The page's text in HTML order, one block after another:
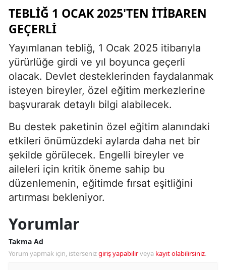
TEBLIĞ 1 OCAK 2025'TEN İTIBAREN
GEÇERLI
Yayımlanan tebliğ, 1 Ocak 2025 itibarıyla
yürürlüğe girdi ve yıl boyunca geçerli
olacak. Devlet desteklerinden faydalanmak
isteyen bireyler, özel eğitim merkezlerine
başvurarak detaylı bilgi alabilecek.
Bu destek paketinin özel eğitim alanındaki
etkileri önümüzdeki aylarda daha net bir
şekilde görülecek. Engelli bireyler ve
aileleri için kritik öneme sahip bu
düzenlemenin, eğitimde fırsat eşitliğini
artırması bekleniyor.
Yorumlar
Takma Ad
Yorum yapmak için, istersenizgiriş yapabilirveya kayıt olabilirsiniz.